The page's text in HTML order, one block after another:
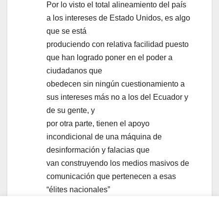
Por lo visto el total alineamiento del país
a los intereses de Estado Unidos, es algo
que se está
produciendo con relativa facilidad puesto
que han logrado poner en el poder a
ciudadanos que
obedecen sin ningún cuestionamiento a
sus intereses más no a los del Ecuador y
de su gente, y
por otra parte, tienen el apoyo
incondicional de una máquina de
desinformación y falacias que
van construyendo los medios masivos de
comunicación que pertenecen a esas
“élites nacionales”